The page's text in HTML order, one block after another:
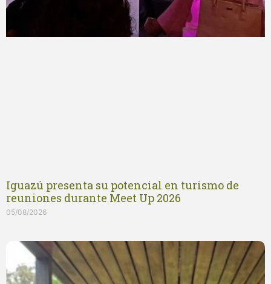
Iguazú presenta su potencial en turismo de
reuniones durante Meet Up 2026
05/08/2026